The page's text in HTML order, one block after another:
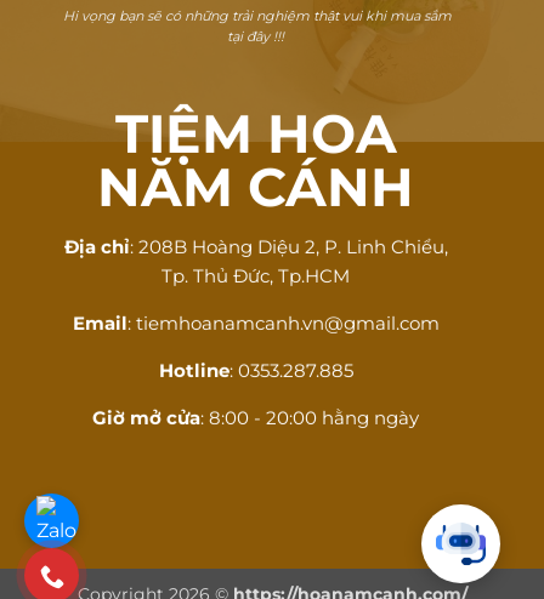
Hi vọng bạn sẽ có những trải nghiệm thật vui khi mua sắm
tại đây !!!
TIỆM HOA
NĂM CÁNH
Địa chỉ: 208B Hoàng Diệu 2, P. Linh Chiểu,
Tp. Thủ Đức, Tp.HCM
Email: tiemhoanamcanh.vn@gmail.com
Hotline: 0353.287.885
Giờ mở cửa: 8:00 - 20:00 hằng ngày
Copyright 2026 © https://hoanamcanh.com/